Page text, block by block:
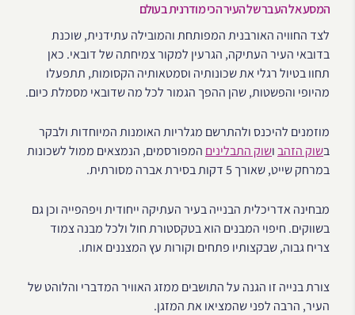
המסע אל העבר של העיר הכי מודרנית בעולם
לצד החוויה האורבנית המפותחת והמובילה עתידנית, שוכנת
בדובאי העיר העתיקה, הגרעין למקור צמיחתה של דובאי. כאן
תחוו בטיול רגלי את שכונותיה וסמטאותיה הקסומות, תתפעלו
מהיופי והפשטות, שהן ההפך הגמור לכל מה שדובאי מסמלת כיום.
מוזמנים להיכנס ולהתרשם מגלריות האומנות המיוחדות ולבקר
בשוק הזהבושוק התבלינים המפורסמים, הנמצאים ממול לשכונות
במרחק שייט, שאורך 5 דקות בסירת אברה מסורתית.
מבחינה אדריכלית הבנייה בעיר העתיקה ייחודית ויפהפייה וכן גם
בשווקים. חיפוי המבנים הוא בטקסטורת חול ולכל מבנה צמוד
צריח גבוה, שבקצותיו פתחים וקורות עץ המצננים אותו.
צורת בנייה זו הגנה על התושבים ממזג האוויר המדברי והלוהט של
העיר, הרבה לפני שהמציאו את המזגן.